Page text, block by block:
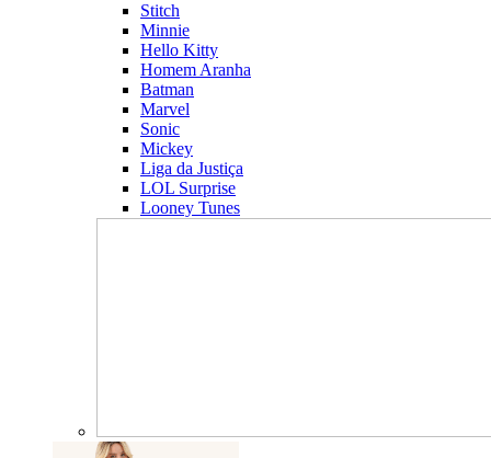
Stitch
Minnie
Hello Kitty
Homem Aranha
Batman
Marvel
Sonic
Mickey
Liga da Justiça
LOL Surprise
Looney Tunes